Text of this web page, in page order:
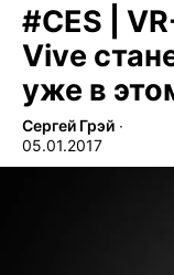
#CES |
Vive
уже в
Сергей Грэй ∙
05.01.2017